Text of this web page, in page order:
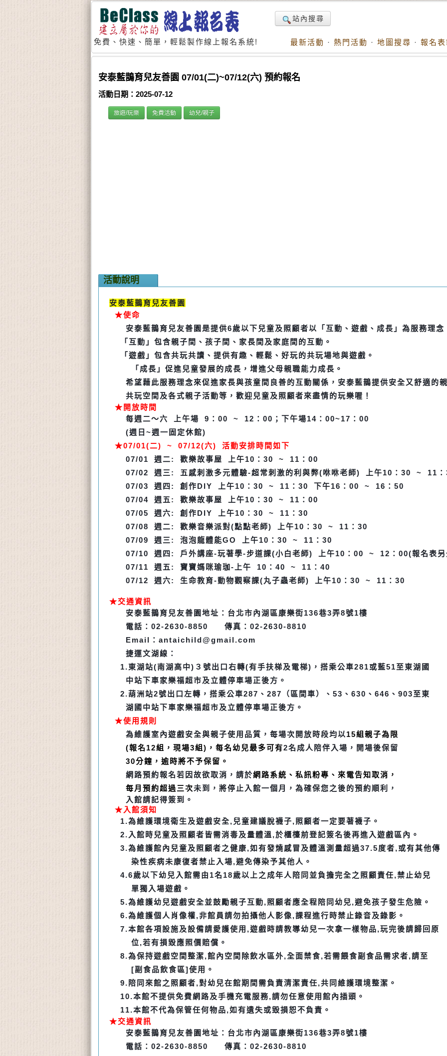
免費、快速、簡單，輕鬆製作線上報名系統!
站內搜尋
最新活動 · 熱門活動 · 地圖搜尋 · 報名
安泰藍鵲育兒友善園 07/01(二)~07/12(六) 預約報名
活動日期：2025-07-12
旅遊/玩樂 免費活動 幼兒/親子
活動說明
安泰藍鵲育兒友善園
★使命
安泰藍鵲育兒友善園是提供6歲以下兒童及照顧者以「互動、遊戲、成長」為服務理念
「互動」包含親子間、孩子間、家長間及家庭間的互動。
「遊戲」包含共玩共讀、提供有趣、輕鬆、好玩的共玩場地與遊戲。
「成長」促進兒童發展的成長，增進父母親職能力成長。
希望藉此服務理念來促進家長與孩童間良善的互動關係，安泰藍鵲提供安全又舒適的
共玩空間及各式親子活動等，歡迎兒童及照顧者來盡情的玩樂喔！
★開放時間
每週二～六 上午場 9：00 ~ 12：00；下午場14：00~17：00
(週日~週一固定休館)
★07/01(二) ~ 07/12(六) 活動安排時間如下
07/01
週二: 歡樂故事屋
上午10：30 ~ 11：00
07/02 週三: 五感刺激多元體驗-超常刺激的利與弊(咻咻老師)
上午10：30 ~ 11
07/03 週四: 創作DIY 上午10：30 ~ 11：30 下午16：00 ~ 16：50
07/04
週五: 歡樂故事屋
上午10：30 ~ 11：00
07/05 週六: 創作DIY
上午10：30 ~ 11：30
07/08 週二: 歡樂音樂派對(點點老師)
上午10：30 ~ 11：30
07/09
週三: 泡泡龍體能GO
上午10：30 ~ 11：30
07/10 週四: 戶外講座-玩著學-步道課(小白老師)
上午10：00 ~ 12：00(報名表
07/11 週五: 寶寶媽咪瑜珈- 上午 10：40 ~ 11：40
07/12
週六: 生命教育-動物觀察課(丸子蟲老師) 上午10：30 ~ 11：30
★交通資訊
安泰藍鵲育兒友善園地址：台北市內湖區康樂街136巷3弄8號1樓
電話：02-2630-8850 傳真：02-2630-8810
Email ： antaichild@gmail.com
捷運文湖線：
1.東湖站(南湖高中)３號出口右轉(有手扶梯及電梯)，搭乘公車281或藍51至東湖國
中站下車家樂福超市及立體停車場正後方。
2.葫洲站2號出口左轉，搭乘公車287、287（區間車）、53、630、646、903至東
湖國 中站下車家樂福超市及立體停車場正後方。
★使用規則
為維護室內遊戲安全與親子使用品質，每場次開放時段均以15組親子為限
(報名12組，現場3組)，每名幼 兒最多可有2名成人陪伴入 場，開場後保留
30分鐘，逾時將不予保留。
網路預約報名若因故欲取消，請於網路系統、私訊粉專、來電告知取消，
每月預約超過三次未到，將停止入館一個月，為確保您之後的預約順利，
入館請記得簽到。
★入館須知
1.為維護環境衛生及遊戲安全,兒童建議脫襪子,照顧者一定要著襪子。
2. 入館時兒童及照顧者皆需消毒及量體溫,於櫃檯前登記簽名後再進入遊戲區內。
3.為維護館內兒童及照顧者之健康,如有發燒感冒及體溫測量超過37.5度者,或有其他傳
染性疾病未康復者禁止入場,避免傳染予其他人。
4.6歲以下幼兒入館需由1名18歲以上之成年人陪同並負擔完全之照顧責任,禁止幼兒
單獨入 場遊戲。
5.為維護幼兒遊戲安全並鼓勵親子互動,照顧者應全程陪同幼兒,避免孩子發生危險。
6.為維護個人肖像權,非館員請勿拍攝他人影像,課程進行時禁止錄音及錄影。
7.本館各項設施及設備請愛護使用,遊戲時請教導幼兒一次拿一樣物品,玩完後請歸回原
位,若有損毀應照價賠償。
8.為保持遊戲空間整潔,館內空間除飲水區外,全面禁食,若需餵食副食品需求者,請至
[副 食品飲食區]使用。
9. 陪同來館之照顧者,對幼兒在館期間需負責清潔責任,共同維護環境整潔。
10.本館不提供免費網路及手機充電服務,請勿任意使用館內插頭。
11.本館不代為保管任何物品,如有遺失或毀損恕不負責。
★交通資訊
安泰藍鵲育兒友善園地址：台北市內湖區康樂街136巷3弄8號1樓
電話：02-2630-8850 傳真：02-2630-8810